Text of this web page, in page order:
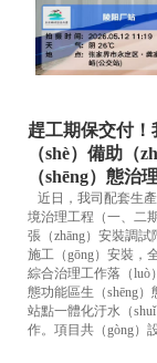
趕工期保交付
（shè）備助（
（shēng）態治理
近日，我司配套生產
境治理工程（一、二
張（zhāng）安裝調
施工（gōng）安裝，
綜合治理工作落（
態功能區生（shēng）
站點一體化汙水（
作。項目共（gòng）